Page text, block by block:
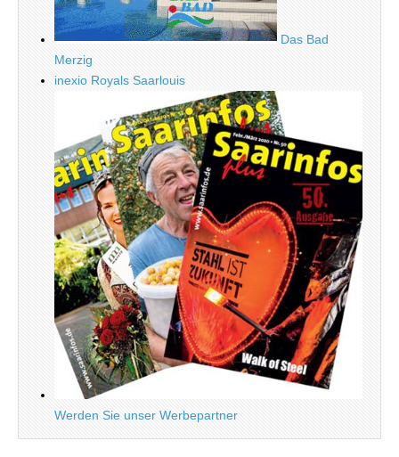
Das Bad
Merzig
inexio Royals Saarlouis
Werden Sie unser Werbepartner